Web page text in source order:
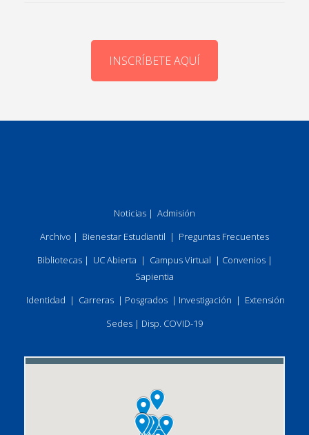
INSCRÍBETE AQUÍ
Noticias | Admisión
Archivo | Bienestar Estudiantil | Preguntas Frecuentes
Bibliotecas| UC Abierta | Campus Virtual | Convenios|
Sapientia
Identidad | Carreras | Posgrados | Investigación | Extensión
Sedes | Disp. COVID-19